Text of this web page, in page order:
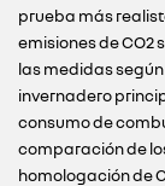
prueba más
emisiones de CO2
las medidas según
invernadero
consumo de
comparación de
homologación de